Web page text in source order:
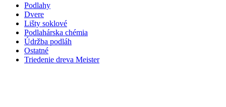
Podlahy
Dvere
Lišty soklové
Podlahárska chémia
Údržba podláh
Ostatné
Triedenie dreva Meister